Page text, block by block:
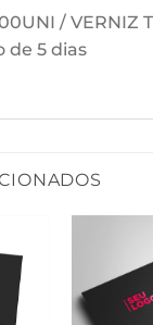
/ VERNIZ
de 5 dias